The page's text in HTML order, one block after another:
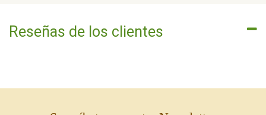
Reseñas de los clientes